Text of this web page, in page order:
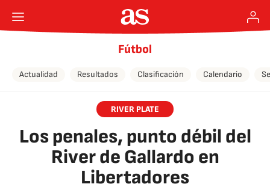
Fútbol
Actualidad Resultados Clasificación Calendario
RIVER PLATE
Los penales, punto débil del
River de Gallardo en
Libertadores